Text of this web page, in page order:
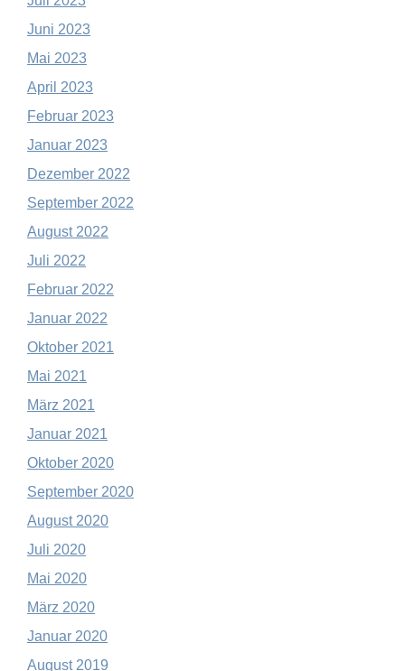
Juni 2023
Mai 2023
April 2023
Februar 2023
Januar 2023
Dezember 2022
September 2022
August 2022
Juli 2022
Februar 2022
Januar 2022
Oktober 2021
Mai 2021
März 2021
Januar 2021
Oktober 2020
September 2020
August 2020
Juli 2020
Mai 2020
März 2020
Januar 2020
August 2019